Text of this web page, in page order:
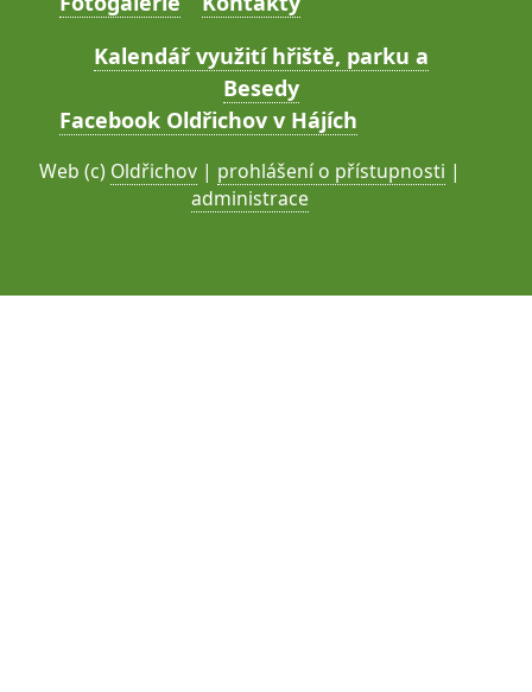
Kalendář využití hřiště, parku a
Besedy
Facebook Oldřichov v Hájích
Web (c) Oldřichov | prohlášení o přístupnosti |
administrace